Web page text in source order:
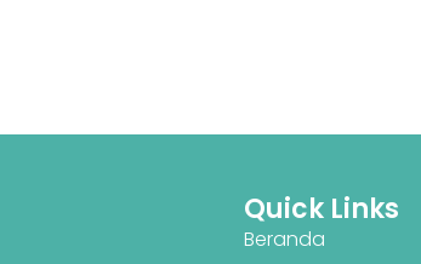
Quick Links
Beranda